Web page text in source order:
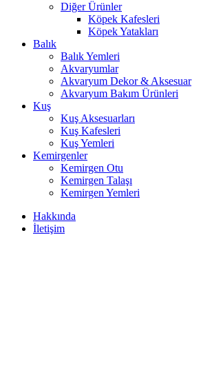
Diğer Ürünler
Köpek Kafesleri
Köpek Yatakları
Balık
Balık Yemleri
Akvaryumlar
Akvaryum Dekor & Aksesuar
Akvaryum Bakım Ürünleri
Kuş
Kuş Aksesuarları
Kuş Kafesleri
Kuş Yemleri
Kemirgenler
Kemirgen Otu
Kemirgen Talaşı
Kemirgen Yemleri
Hakkında
İletişim